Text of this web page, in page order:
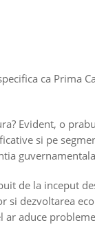
ca Prima
Evident, o
si pe
de la inceput
si dezvoltarea
ar aduce